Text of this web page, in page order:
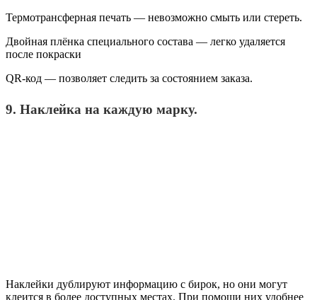
Термотрансферная печать — невозможно смыть или стереть.
Двойная плёнка специального состава — легко удаляется
после покраски
QR-код — позволяет следить за состоянием заказа.
9. Наклейка на каждую марку.
Наклейки дублируют информацию с бирок, но они могут
клеится в более доступных местах. При помощи них удобнее